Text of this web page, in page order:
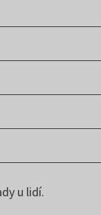
u lidí.